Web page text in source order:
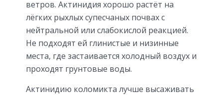
ветров. Актинидия хорошо растёт на
лёгких рыхлых супесчаных почвах с
нейтральной или слабокислой реакцией.
Не подходят ей глинистые и низинные
места, где застаивается холодный воздух и
проходят грунтовые воды.
Актинидию коломикта лучше высаживать